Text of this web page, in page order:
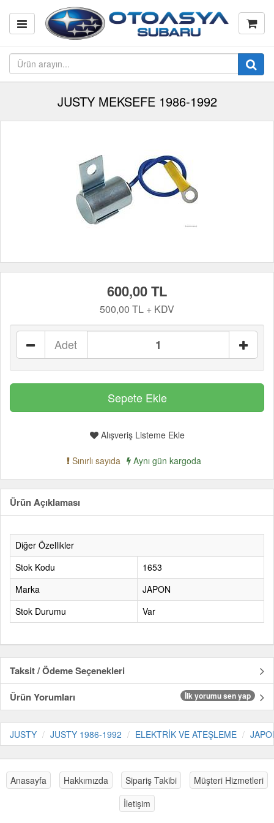
JUSTY MEKSEFE 1986-1992
600,00 TL
500,00 TL + KDV
Adet
Alışveriş Listeme Ekle
Sınırlı sayıda Aynı gün kargoda
Ürün Açıklaması
Diğer Özellikler
Stok Kodu
1653
Marka
JAPON
Stok Durumu
Var
Taksit / Ödeme Seçenekleri
Ürün Yorumları
İlk yorumu sen yap
JUSTY JUSTY 1986-1992 ELEKTRİK VE ATEŞLEME
Anasayfa Hakkımızda Sipariş Takibi
Müşteri Hizmetleri
İletişim